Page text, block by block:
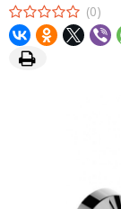
(0)